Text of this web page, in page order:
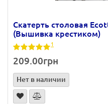
Скатерть столовая
(Вышивка крестиком)
1
209.00грн
Нет в наличии